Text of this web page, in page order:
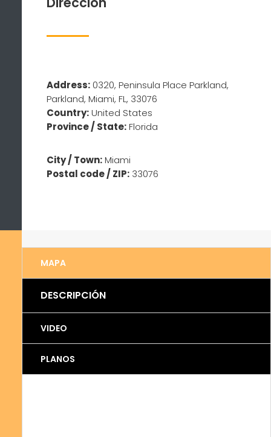
Address: 0320, Peninsula Place Parkland,
Parkland, Miami, FL, 33076
Country:United States
Province / State:Florida
City / Town:Miami
Postal code / ZIP: 33076
MAPA
DESCRIPCIÓN
VIDEO
PLANOS